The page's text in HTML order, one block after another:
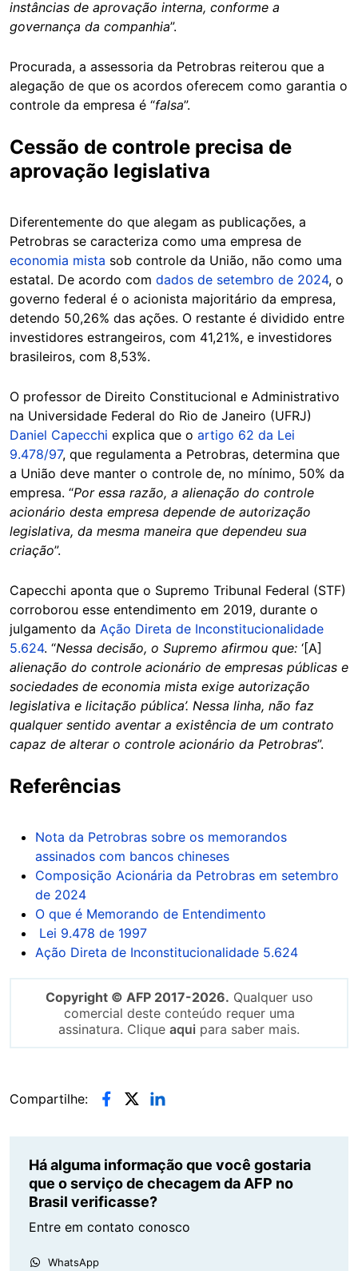
instâncias de aprovação interna, conforme a
governança da companhia”.
Procurada, a assessoria da Petrobras reiterou que a
alegação de que os acordos oferecem como garantia o
controle da empresa é “falsa”.
Cessão de controle precisa de
aprovação legislativa
Diferentemente do que alegam as publicações, a
Petrobras se caracteriza como uma empresa de
economia mista sob controle da União, não como uma
estatal. De acordo com dados de setembro de 2024, o
governo federal é o acionista majoritário da empresa,
detendo 50,26% das ações. O restante é dividido entre
investidores estrangeiros, com 41,21%, e investidores
brasileiros, com 8,53%.
O professor de Direito Constitucional e Administrativo
na Universidade Federal do Rio de Janeiro (UFRJ)
Daniel Capecchi explica que o artigo 62 da Lei
9.478/97, que regulamenta a Petrobras, determina que
a União deve manter o controle de, no mínimo, 50% da
empresa. “Por essa razão, a alienação do controle
acionário desta empresa depende de autorização
legislativa, da mesma maneira que dependeu sua
criação”.
Capecchi aponta que o Supremo Tribunal Federal (STF)
corroborou esse entendimento em 2019, durante o
julgamento da Ação Direta de Inconstitucionalidade
5.624. “Nessa decisão, o Supremo afirmou que: ‘[A]
alienação do controle acionário de empresas públicas e
sociedades de economia mista exige autorização
legislativa e licitação pública’. Nessa linha, não faz
qualquer sentido aventar a existência de um contrato
capaz de alterar o controle acionário da Petrobras”.
Referências
Nota da Petrobras sobre os memorandos
assinados com bancos chineses
Composição Acionária da Petrobras em setembro
de 2024
O que é Memorando de Entendimento
Lei 9.478 de 1997
Ação Direta de Inconstitucionalidade 5.624
Copyright © AFP 2017-2026. Qualquer uso
comercial deste conteúdo requer uma
assinatura. Clique aqui para saber mais.
Compartilhe:
Há alguma informação que você gostaria
que o serviço de checagem da AFP no
Brasil verificasse?
Entre em contato conosco
WhatsApp